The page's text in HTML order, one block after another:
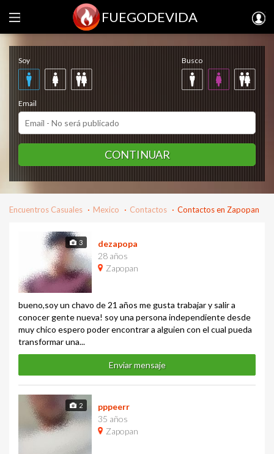
FUEGODEVIDA
Regístrate gratis
Soy Busco
Email
CONTINUAR
Encuentros Casuales Mexico Contactos Contactos en Zapopan
3
dezapopa
28 años
Zapopan
bueno,soy un chavo de 21 años me gusta trabajar y salir a
conocer gente nueva! soy una persona independiente desde
muy chico espero poder encontrar a alguien con el cual pueda
transformar una...
Enviar mensaje
2
pppeerr
35 años
Zapopan